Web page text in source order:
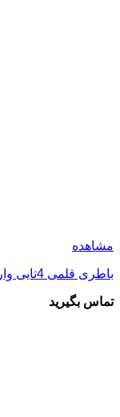
مشاهده
باطری قلمی 4تایی وارتا Long Life Max Power
تماس بگیرید